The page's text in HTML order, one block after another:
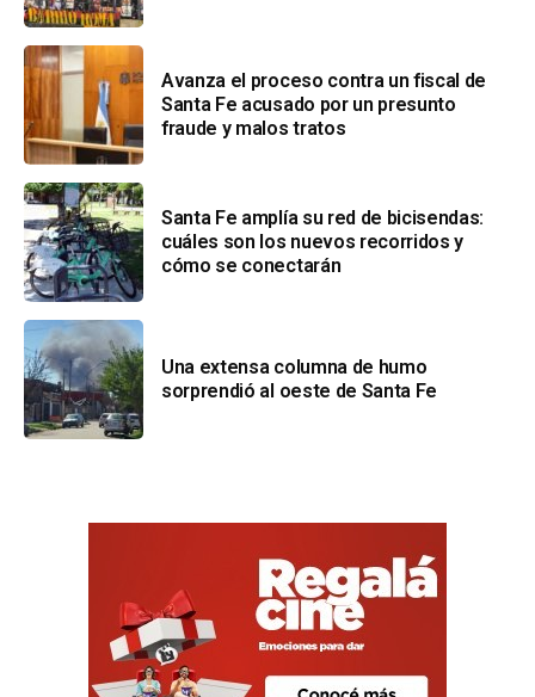
Avanza el proceso contra un fiscal de
Santa Fe acusado por un presunto
fraude y malos tratos
Santa Fe amplía su red de bicisendas:
cuáles son los nuevos recorridos y
cómo se conectarán
Una extensa columna de humo
sorprendió al oeste de Santa Fe